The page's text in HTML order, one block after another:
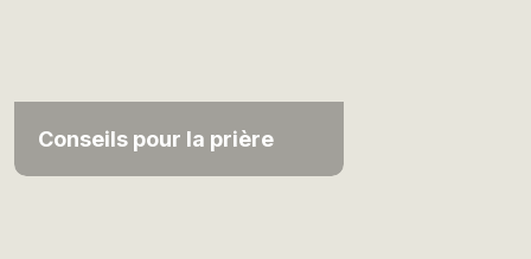
Conseils pour la prière